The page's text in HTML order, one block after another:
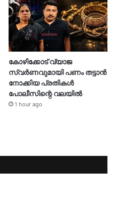
കോഴിക്കോട് വ്യാജ
സ്വർണവുമായി പണം തട്ടാൻ
നോക്കിയ പ്രതികൾ
പോലീസിന്റെ വലയിൽ
1 hour ago